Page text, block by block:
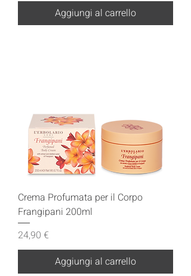
Aggiungi al carrello
Crema Profumata per il Corpo
Frangipani 200ml
Prezzo
24,90 €
Aggiungi al carrello